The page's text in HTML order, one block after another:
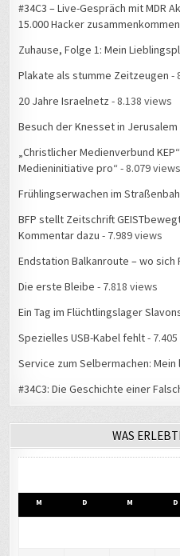
#34C3 – Live-Gespräch mit MDR
15.000 Hacker
Zuhause, Folge 1: Mein
Plakate als stumme Zeitzeugen -
20 Jahre Israelnetz - 8.138 views
Besuch der Knesset in Jerusalem
„Christlicher Medienverbund
Medieninitiative pro“ - 8.079 views
Frühlingserwachen im
BFP stellt Zeitschrift
Kommentar dazu - 7.989 views
Endstation Balkanroute – wo
Die erste Bleibe - 7.818 views
Ein Tag im Flüchtlingslager
Spezielles USB-Kabel fehlt-
Service zum Selbermachen: Mein
#34C3: Die Geschichte einer
WAS
M D M D